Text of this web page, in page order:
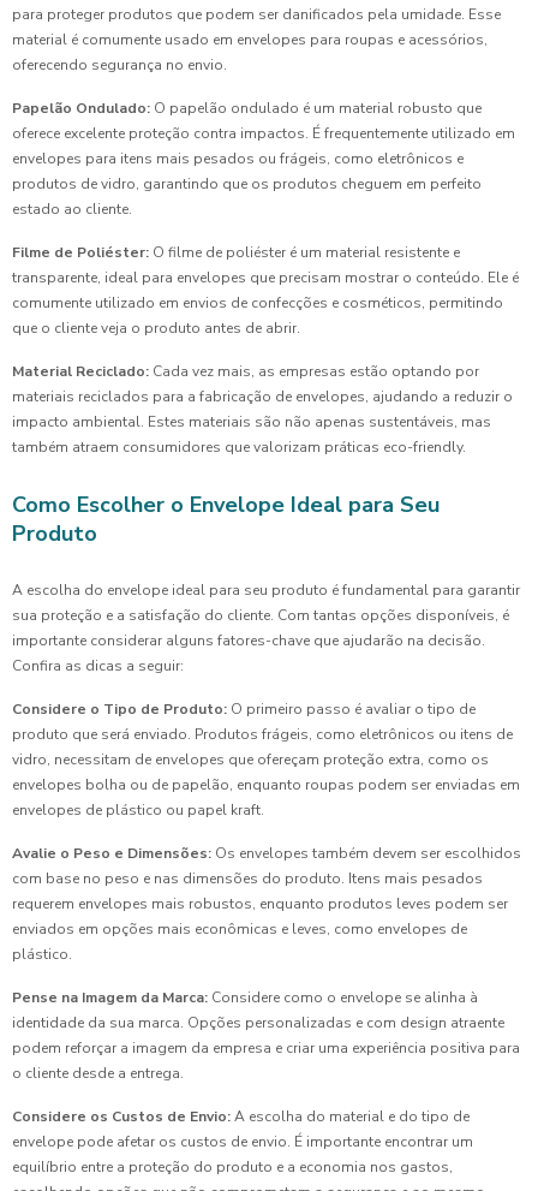
para proteger produtos que podem ser danificados pela umidade. Esse
material é comumente usado em envelopes para roupas e acessórios,
oferecendo segurança no envio.
Papelão Ondulado: O papelão ondulado é um material robusto que
oferece excelente proteção contra impactos. É frequentemente utilizado em
envelopes para itens mais pesados ou frágeis, como eletrônicos e
produtos de vidro, garantindo que os produtos cheguem em perfeito
estado ao cliente.
Filme de Poliéster: O filme de poliéster é um material resistente e
transparente, ideal para envelopes que precisam mostrar o conteúdo. Ele é
comumente utilizado em envios de confecções e cosméticos, permitindo
que o cliente veja o produto antes de abrir.
Material Reciclado: Cada vez mais, as empresas estão optando por
materiais reciclados para a fabricação de envelopes, ajudando a reduzir o
impacto ambiental. Estes materiais são não apenas sustentáveis, mas
também atraem consumidores que valorizam práticas eco-friendly.
Como Escolher o Envelope Ideal para Seu
Produto
A escolha do envelope ideal para seu produto é fundamental para garantir
sua proteção e a satisfação do cliente. Com tantas opções disponíveis, é
importante considerar alguns fatores-chave que ajudarão na decisão.
Confira as dicas a seguir:
Considere o Tipo de Produto: O primeiro passo é avaliar o tipo de
produto que será enviado. Produtos frágeis, como eletrônicos ou itens de
vidro, necessitam de envelopes que ofereçam proteção extra, como os
envelopes bolha ou de papelão, enquanto roupas podem ser enviadas em
envelopes de plástico ou papel kraft.
Avalie o Peso e Dimensões: Os envelopes também devem ser escolhidos
com base no peso e nas dimensões do produto. Itens mais pesados
requerem envelopes mais robustos, enquanto produtos leves podem ser
enviados em opções mais econômicas e leves, como envelopes de
plástico.
Pense na Imagem da Marca: Considere como o envelope se alinha à
identidade da sua marca. Opções personalizadas e com design atraente
podem reforçar a imagem da empresa e criar uma experiência positiva para
o cliente desde a entrega.
Considere os Custos de Envio:A escolha do material e do tipo de
envelope pode afetar os custos de envio. É importante encontrar um
equilíbrio entre a proteção do produto e a economia nos gastos,